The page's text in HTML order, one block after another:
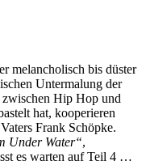
melancholisch bis düster
Untermalung der
zwischen Hip Hop und
hat, kooperieren
Frank Schöpke.
Under Water“,
es warten auf Teil 4 …